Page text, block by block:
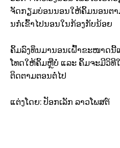
ຈັດກຽມບ່ອນນອນໃຫ້ຄິ້ມນອນຕາ
ນກໍ່ເຂົ້າໄປນອນໃນກ້ອງກັບນ້ອຍ
ຄິ້ມລົງທຶນມານອນເຝົ້າຂະໜາດນີ້
ໂທດໃຫ້ຄິ້ມຫຼືບໍ່ ແລະ ຄິ້ມຈະມີວິທີ
ຕິດຕາມຕອນຕໍ່ໄປ
ແຕ່ງໂດຍ: ປັອກເລັກ ລາວໂພສຕ໌